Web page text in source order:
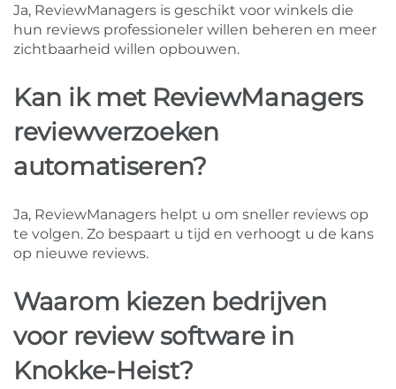
Ja, ReviewManagers is geschikt voor winkels die
hun reviews professioneler willen beheren en meer
zichtbaarheid willen opbouwen.
Kan ik met ReviewManagers
reviewverzoeken
automatiseren?
Ja, ReviewManagers helpt u om sneller reviews op
te volgen. Zo bespaart u tijd en verhoogt u de kans
op nieuwe reviews.
Waarom kiezen bedrijven
voor review software in
Knokke-Heist?